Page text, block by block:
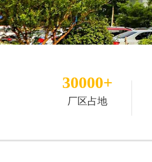
30000+
厂区占地